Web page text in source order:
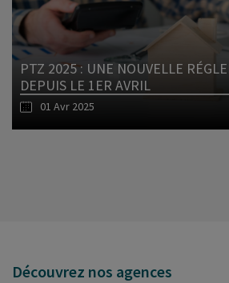
PTZ 2025 : UNE NOUVELLE
DEPUIS LE 1ER AVRIL
01 Avr 2025
Découvrez nos agences